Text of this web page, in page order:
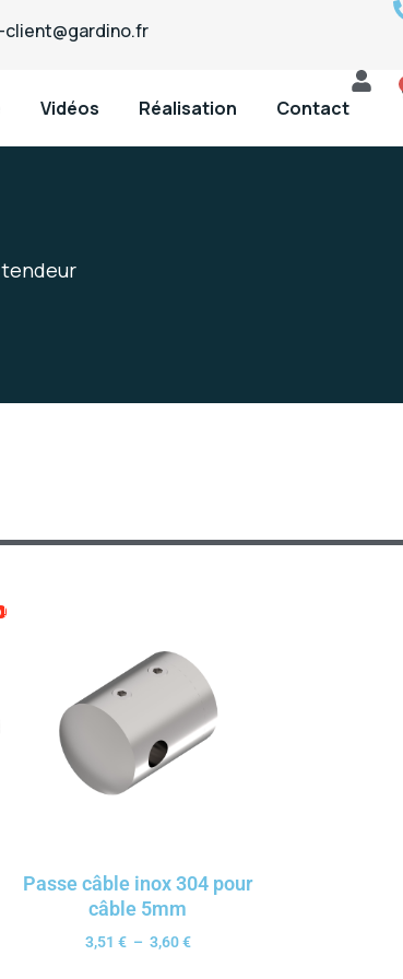
Vidéos Réalisation Contact
!
Passe câble inox 304 pour
câble 5mm
3,51 € – 3,60€